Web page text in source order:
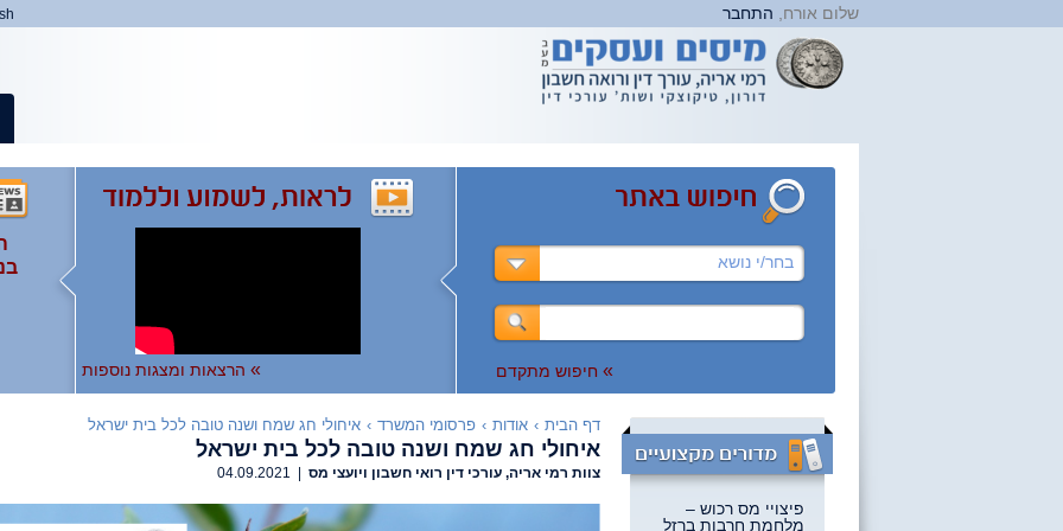
שלום אורח, התחבר
בחר/י נושא
» חיפוש מתקדם » הרצאות ומצגות נוספות
פיצויי מס רכוש –
מלחמת חרבות ברזל
דף הבית › אודות › פרסומי המשרד › איחולי חג שמח ושנה טובה לכל בית ישראל
איחולי חג שמח ושנה טובה לכל בית ישראל
צוות רמי אריה, עורכי דין רואי חשבון ויועצי מס